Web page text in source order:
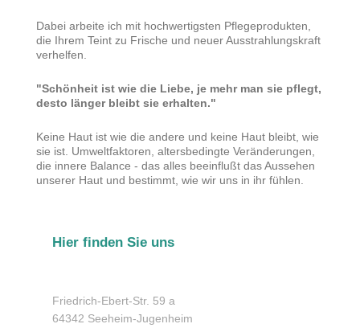
Dabei arbeite ich mit hochwertigsten Pflegeprodukten,
die Ihrem Teint zu Frische und neuer Ausstrahlungskraft
verhelfen.
"Schönheit ist wie die Liebe, je mehr man sie pflegt,
desto länger bleibt sie erhalten."
Keine Haut ist wie die andere und keine Haut bleibt, wie
sie ist. Umweltfaktoren, altersbedingte Veränderungen,
die innere Balance - das alles beeinflußt das Aussehen
unserer Haut und bestimmt, wie wir uns in ihr fühlen.
Hier finden Sie uns
Friedrich-Ebert-Str. 59 a
64342 Seeheim-Jugenheim